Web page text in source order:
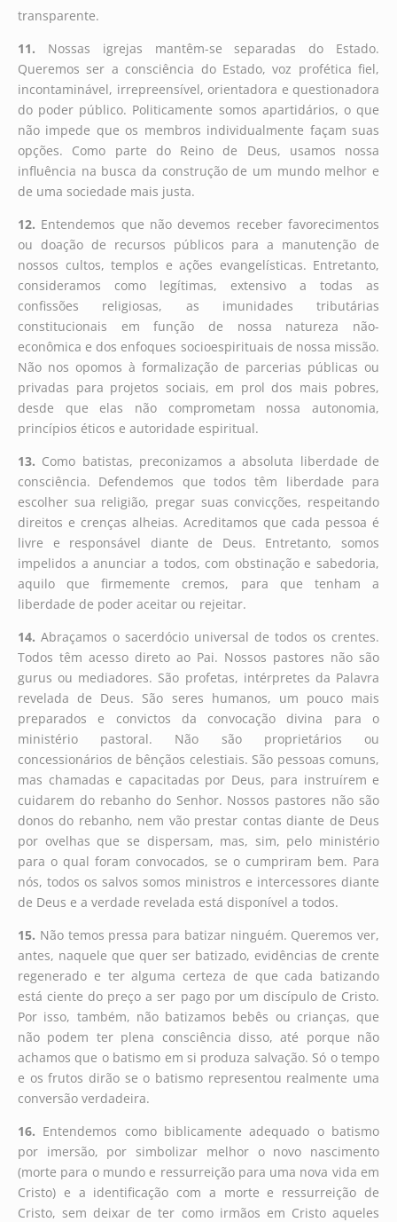
transparente.
11. Nossas igrejas mantêm-se separadas do Estado.
Queremos ser a consciência do Estado, voz profética fiel,
incontaminável, irrepreensível, orientadora e questionadora
do poder público. Politicamente somos apartidários, o que
não impede que os membros individualmente façam suas
opções. Como parte do Reino de Deus, usamos nossa
influência na busca da construção de um mundo melhor e
de uma sociedade mais justa.
12. Entendemos que não devemos receber favorecimentos
ou doação de recursos públicos para a manutenção de
nossos cultos, templos e ações evangelísticas. Entretanto,
consideramos como legítimas, extensivo a todas as
confissões religiosas, as imunidades tributárias
constitucionais em função de nossa natureza não-
econômica e dos enfoques socioespirituais de nossa missão.
Não nos opomos à formalização de parcerias públicas ou
privadas para projetos sociais, em prol dos mais pobres,
desde que elas não comprometam nossa autonomia,
princípios éticos e autoridade espiritual.
13. Como batistas, preconizamos a absoluta liberdade de
consciência. Defendemos que todos têm liberdade para
escolher sua religião, pregar suas convicções, respeitando
direitos e crenças alheias. Acreditamos que cada pessoa é
livre e responsável diante de Deus. Entretanto, somos
impelidos a anunciar a todos, com obstinação e sabedoria,
aquilo que firmemente cremos, para que tenham a
liberdade de poder aceitar ou rejeitar.
14. Abraçamos o sacerdócio universal de todos os crentes.
Todos têm acesso direto ao Pai. Nossos pastores não são
gurus ou mediadores. São profetas, intérpretes da Palavra
revelada de Deus. São seres humanos, um pouco mais
preparados e convictos da convocação divina para o
ministério pastoral. Não são proprietários ou
concessionários de bênçãos celestiais. São pessoas comuns,
mas chamadas e capacitadas por Deus, para instruírem e
cuidarem do rebanho do Senhor. Nossos pastores não são
donos do rebanho, nem vão prestar contas diante de Deus
por ovelhas que se dispersam, mas, sim, pelo ministério
para o qual foram convocados, se o cumpriram bem. Para
nós, todos os salvos somos ministros e intercessores diante
de Deus e a verdade revelada está disponível a todos.
15. Não temos pressa para batizar ninguém. Queremos ver,
antes, naquele que quer ser batizado, evidências de crente
regenerado e ter alguma certeza de que cada batizando
está ciente do preço a ser pago por um discípulo de Cristo.
Por isso, também, não batizamos bebês ou crianças, que
não podem ter plena consciência disso, até porque não
achamos que o batismo em si produza salvação. Só o tempo
e os frutos dirão se o batismo representou realmente uma
conversão verdadeira.
16. Entendemos como biblicamente adequado o batismo
por imersão, por simbolizar melhor o novo nascimento
(morte para o mundo e ressurreição para uma nova vida em
Cristo) e a identificação com a morte e ressurreição de
Cristo, sem deixar de ter como irmãos em Cristo aqueles